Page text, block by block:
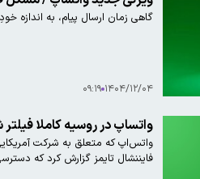
گاهی زمان ارسال پیام، به اندازه‌
۱۴۰۴/۱۲/۰۴ ۰۹:۱۹
واتساپ در روسیه کاملا
فایننشال تایمز گزارش کرد که